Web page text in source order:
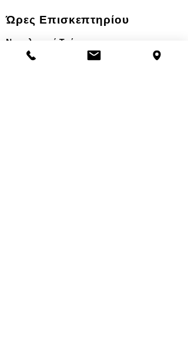
Ώρες Επισκεπτηρίου
Νοσηλευτικά Τμήματα
Χειμερινό ωράριο: 11.00-13.00
17.30-19.30